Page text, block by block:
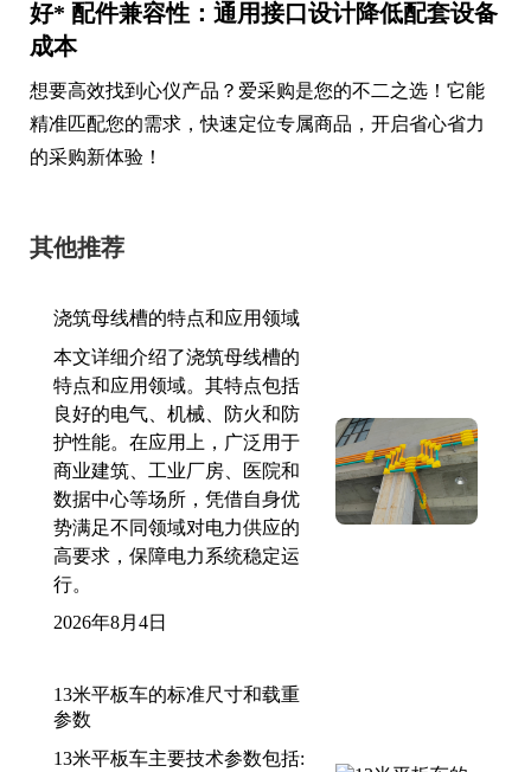
好* 配件兼容性：通用接口设计降低配套设备
成本
想要高效找到心仪产品？爱采购是您的不二之选！它能
精准匹配您的需求，快速定位专属商品，开启省心省力
的采购新体验！
其他推荐
浇筑母线槽的特点和应用领域
本文详细介绍了浇筑母线槽的
特点和应用领域。其特点包括
良好的电气、机械、防火和防
护性能。在应用上，广泛用于
商业建筑、工业厂房、医院和
数据中心等场所，凭借自身优
势满足不同领域对电力供应的
高要求，保障电力系统稳定运
行。
2026年8月4日
13米平板车的标准尺寸和载重
参数
13米平板车主要技术参数包括: